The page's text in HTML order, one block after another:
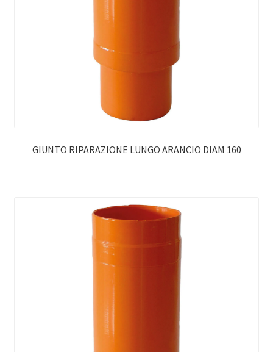
GIUNTO RIPARAZIONE LUNGO ARANCIO DIAM 160